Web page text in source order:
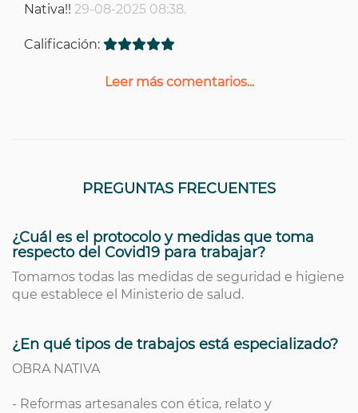
Nativa!! 29-08-2025 08:38.
Calificación:
Leer más comentarios...
PREGUNTAS FRECUENTES
¿Cuál es el protocolo y medidas que toma
respecto del Covid19 para trabajar?
Tomamos todas las medidas de seguridad e higiene
que establece el Ministerio de salud.
¿En qué tipos de trabajos está especializado?
OBRA NATIVA
- Reformas artesanales con ética, relato y